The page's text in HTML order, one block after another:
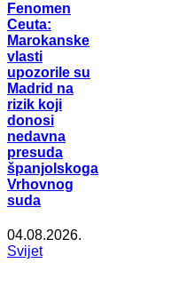
Fenomen
Ceuta:
Marokanske
vlasti
upozorile su
Madrid na
rizik koji
donosi
nedavna
presuda
španjolskoga
Vrhovnog
suda
04.08.2026.
Svijet